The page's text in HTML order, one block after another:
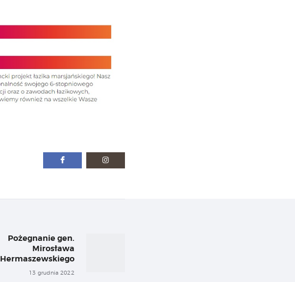
Pożegnanie gen.
Mirosława
Hermaszewskiego
13 grudnia 2022